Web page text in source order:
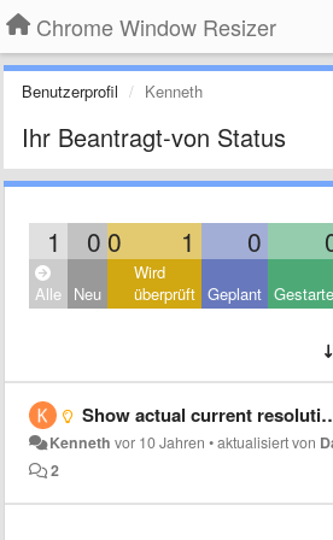
Chrome Window Resizer
Benutzerprofil Kenneth
Ihr Beantragt-von Status
1 0 0 1 0
Alle Neu
Wird
überprüft Geplant
Show actual current resolution instead of `(current)`
Kenneth vor 10 Jahren •aktualisiert von
2